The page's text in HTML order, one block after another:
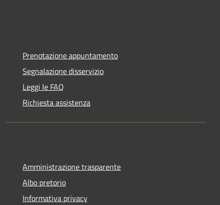
Prenotazione appuntamento
Segnalazione disservizio
Leggi le FAQ
Richiesta assistenza
Amministrazione trasparente
Albo pretorio
Informativa privacy